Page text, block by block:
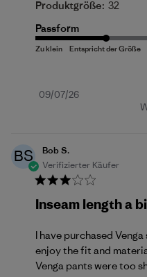
Produktgröße: 32
Passform
09/07/26
BS
Bob S.
Verifizierter Käufer
Inseam length a
I have purchased
enjoy the fit and
Venga pants were too